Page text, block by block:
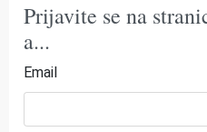
Prijavite se na
a...
Email